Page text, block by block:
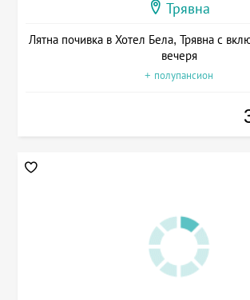
Трявна
Лятна почивка в Хотел Бела, Трявна с
вечеря
+ полупансион